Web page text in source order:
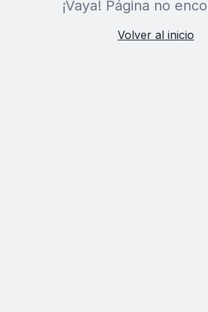
¡Vaya! Página no
Volver al inicio